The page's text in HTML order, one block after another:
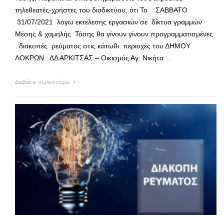
τηλεθεατές-χρήστες του διαδικτύου, ότι Το ΣΑΒΒΑΤΟ
31/07/2021 λόγω εκτέλεσης εργασιών σε δίκτυα γραμμών
Μέσης & χαμηλής Τάσης θα γίνουν γίνουν προγραμματισμένες
διακοπές ρεύματος στις κάτωθι περιοχές του ΔΗΜΟΥ
ΛΟΚΡΩΝ:: ΔΔ ΑΡΚΙΤΣΑΣ – Οικισμός Αγ. Νικήτα …
Διαβάστε περισσότερα